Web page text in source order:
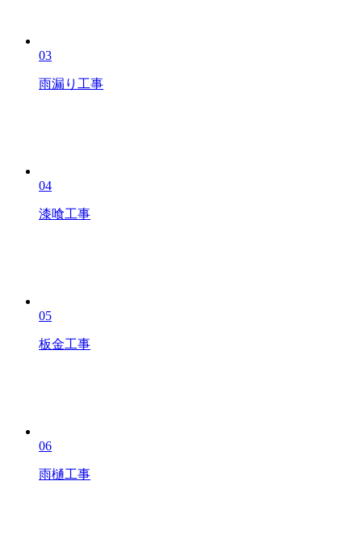
03
雨漏り工事
04
漆喰工事
05
板金工事
06
雨樋工事